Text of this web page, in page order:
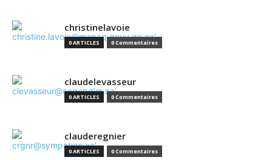
christinelavoie
0 ARTICLES 0 Commentaires
claudelevasseur
0 ARTICLES 0 Commentaires
clauderegnier
0 ARTICLES 0 Commentaires